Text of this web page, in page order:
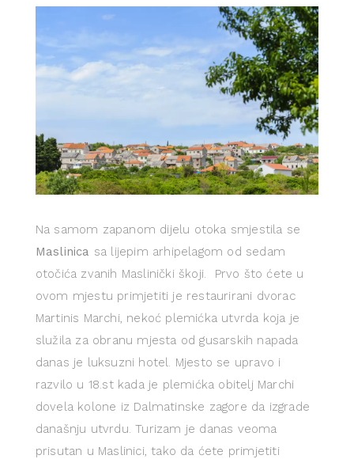
Na samom zapanom dijelu otoka smjestila se
Maslinica sa lijepim arhipelagom od sedam
otočića zvanih Maslinički škoji. Prvo što ćete u
ovom mjestu primjetiti je restaurirani dvorac
Martinis Marchi, nekoć plemićka utvrda koja je
služila za obranu mjesta od gusarskih napada
danas je luksuzni hotel. Mjesto se upravo i
razvilo u 18.st kada je plemićka obitelj Marchi
dovela kolone iz Dalmatinske zagore da izgrade
današnju utvrdu. Turizam je danas veoma
prisutan u Maslinici, tako da ćete primjetiti